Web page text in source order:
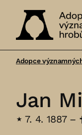
významných
Adopce
Jan
⋆ 7. 4. 1887 –